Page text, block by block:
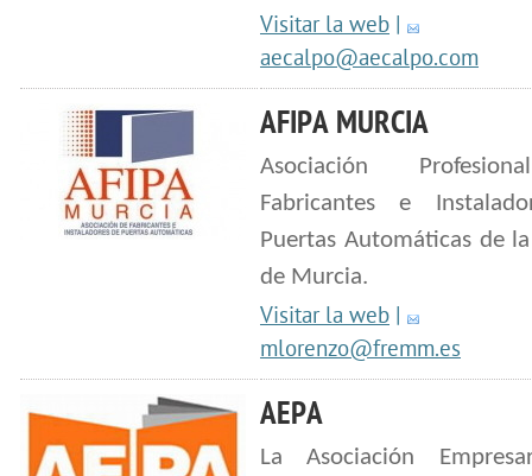
Visitar la web |
aecalpo@aecalpo.com
AFIPA MURCIA
Asociación
Fabricantes e
Puertas Automáticas de
de Murcia.
Visitar la web |
mlorenzo@fremm.es
AEPA
La Asociación